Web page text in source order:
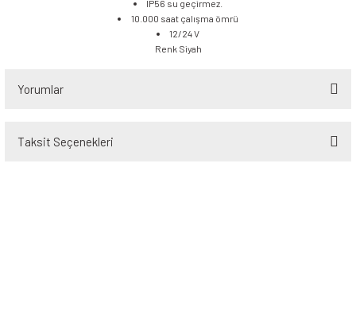
IP56 su geçirmez.
10.000 saat çalışma ömrü
12/24 V
Renk Siyah
Yorumlar
Taksit Seçenekleri